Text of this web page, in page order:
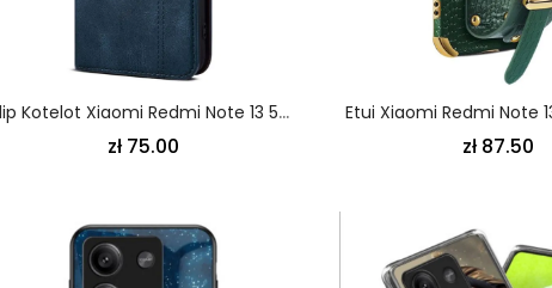
Flip Kotelot Xiaomi Redmi Note 13 5g Woskowana Imitacja Skóry
zł 75.00 zł 87.50